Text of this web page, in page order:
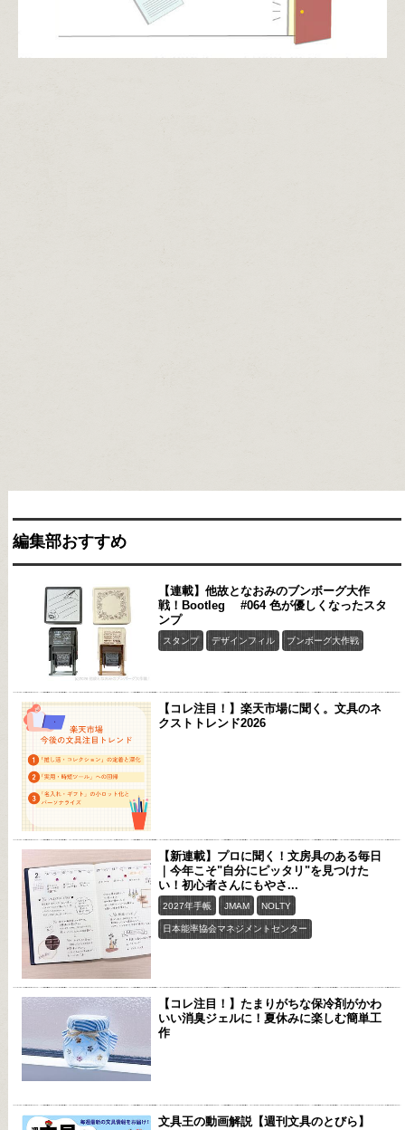
編集部おすすめ
【連載】他故となおみのブンボーグ大作
戦！Bootleg #064 色が優しくなったスタ
ンプ
スタンプ デザインフィル ブンボーグ大作戦
【コレ注目！】楽天市場に聞く。文具のネ
クストトレンド2026
【新連載】プロに聞く！文房具のある毎日
｜今年こそ"自分にピッタリ"を見つけた
い！初心者さんにもやさ...
2027年手帳 JMAM NOLTY
日本能率協会マネジメントセンター
【コレ注目！】たまりがちな保冷剤がかわ
いい消臭ジェルに！夏休みに楽しむ簡単工
作
文具王の動画解説【週刊文具のとびら】